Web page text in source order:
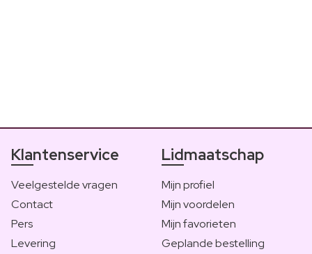
Klantenservice
Veelgestelde vragen
Contact
Pers
Levering
Lidmaatschap
Mijn profiel
Mijn voordelen
Mijn favorieten
Geplande bestelling